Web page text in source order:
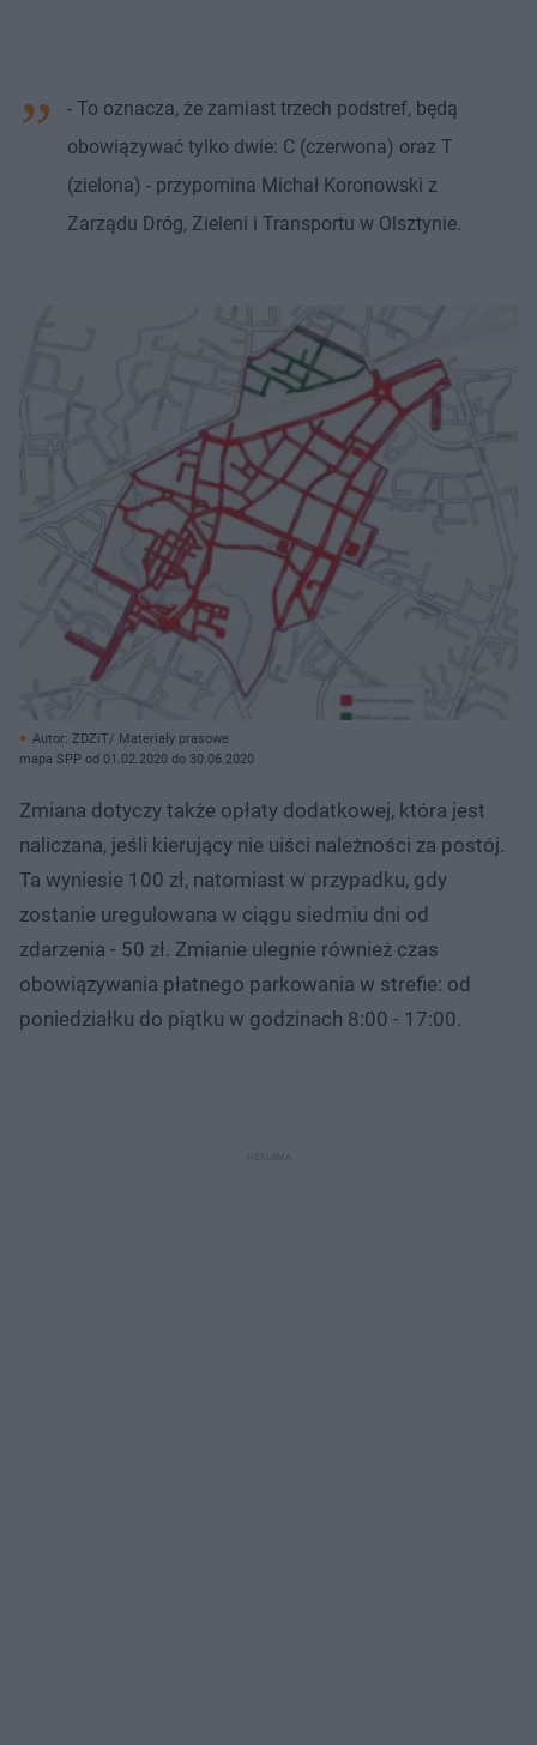
- To oznacza, że zamiast trzech podstref, będą
obowiązywać tylko dwie: C (czerwona) oraz T
(zielona) - przypomina Michał Koronowski z
Zarządu Dróg, Zieleni i Transportu w Olsztynie.
Autor: ZDZiT/ Materiały prasowe
mapa SPP od 01.02.2020 do 30.06.2020
Zmiana dotyczy także opłaty dodatkowej, która jest
naliczana, jeśli kierujący nie uiści należności za postój.
Ta wyniesie 100 zł, natomiast w przypadku, gdy
zostanie uregulowana w ciągu siedmiu dni od
zdarzenia - 50 zł. Zmianie ulegnie również czas
obowiązywania płatnego parkowania w strefie: od
poniedziałku do piątku w godzinach 8:00 - 17:00.